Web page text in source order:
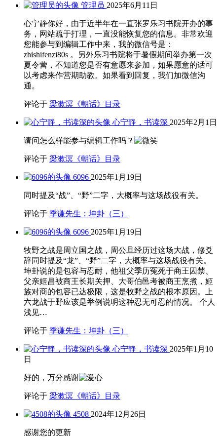
管理员 2025年6月11日
心宁静你好，由于近半年在一直张罗乐习书院开办的事
务，网站疏于打理，一直没能恢复您的信息。非常欢迎
您能参与到编辑工作中来，我的微信号是：
zhishifenzi80s 。另外乐习书院将于暑假期间举办第一次
夏令营，不知道您是否有意愿来参加，如果愿意的话可
以考虑来作营期助教。如果看到回复，我们加微信沟
通。
评论于 梁漱溟《朝话》目录
心宁静，书读深 2025年2月1日
请问怎么样能参与编辑工作吗？
评论于 梁漱溟《朝话》目录
6096 2025年1月19日
同时提及“战”、“野”二字，大概率与这场战役有关。
评论于 季谦先生：坤卦（三）
6096 2025年1月19日
牧野之战是周立国之战，周公旦经历过这场大战，修爻
辞同时提及“龙”、“野”二字，大概率与这场战役有关。
坤卦说的是包容与忍耐，他祖父季历冤死于商王囚禁、
父亲姬昌被商王长期关押、大哥伯邑考被商王烹煮，姬
族对商的包容已达极限，这是牧野之战的根本原因。上
六龙战于野应该是举例说明这种忍无可忍的情况。 个人
浅见…
评论于 季谦先生：坤卦（三）
心宁静，书读深 2025年1月10
日
好的，万分感谢
评论于 梁漱溟《朝话》目录
4508 2024年12月26日
感谢您的更新